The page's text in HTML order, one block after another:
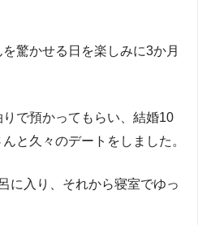
驚かせる日を楽しみに3か月
で預かってもらい、結婚10
と久々のデートをしました。
に入り、それから寝室でゆっ